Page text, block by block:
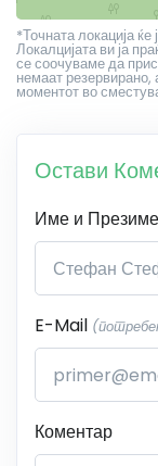
*Точната локација ќе
Локалцијата ви ја
се соочуваме да
немаат резервирано,
моментот во
Остави
Име и Презиме
E-Mail
Коментар